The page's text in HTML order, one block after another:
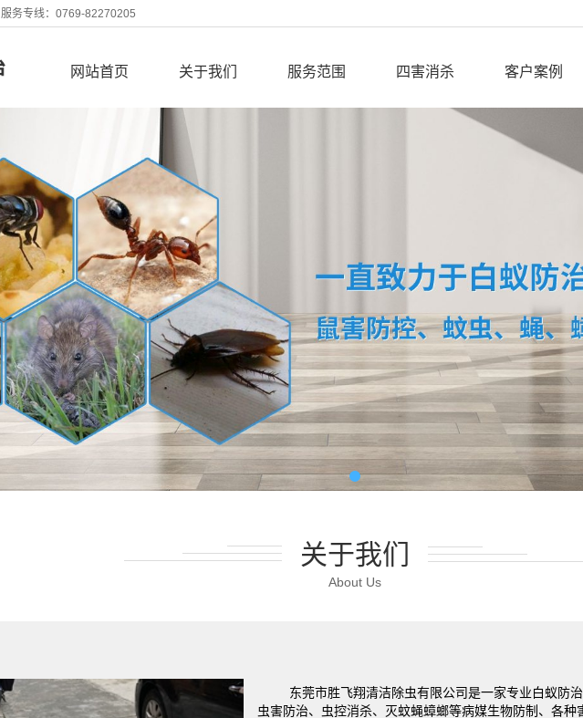
服务专线：0769-82270205
网站首页 关于我们 服务范围 四害消杀 客户案例
关于我们
About Us
东莞市胜飞翔清洁除虫有限公司是一家专业白蚁防
虫害防治、虫控消杀、灭蚊蝇蟑螂等病媒生物防制、各